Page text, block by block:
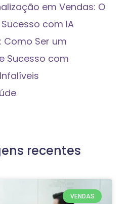
em Vendas: O
com IA
Como Ser um
Sucesso com
recentes
VENDAS